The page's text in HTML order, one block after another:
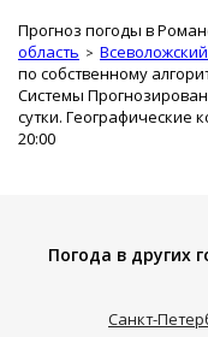
Прогноз погоды в
область
по собственному
Системы
сутки. Географические
20:00
Погода в других
Санкт-